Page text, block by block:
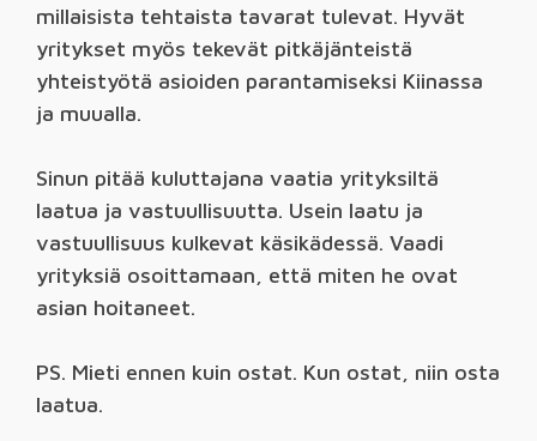
millaisista tehtaista tavarat tulevat. Hyvät
yritykset myös tekevät pitkäjänteistä
yhteistyötä asioiden parantamiseksi Kiinassa
ja muualla.
Sinun pitää kuluttajana vaatia yrityksiltä
laatua ja vastuullisuutta. Usein laatu ja
vastuullisuus kulkevat käsikädessä. Vaadi
yrityksiä osoittamaan, että miten he ovat
asian hoitaneet.
PS. Mieti ennen kuin ostat. Kun ostat, niin osta
laatua.